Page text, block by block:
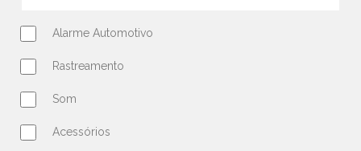
Alarme Automotivo
Rastreamento
Som
Acessórios